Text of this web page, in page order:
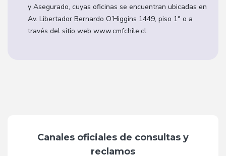
y Asegurado, cuyas oficinas se encuentran ubicadas en
Av. Libertador Bernardo O’Higgins 1449, piso 1° o a
través del sitio web www.cmfchile.cl.
Canales oficiales de consultas y
reclamos